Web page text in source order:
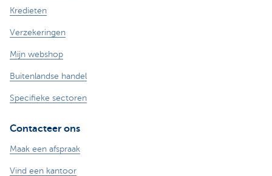
Kredieten
Verzekeringen
Mijn webshop
Buitenlandse handel
Specifieke sectoren
Contacteer ons
Maak een afspraak
Vind een kantoor